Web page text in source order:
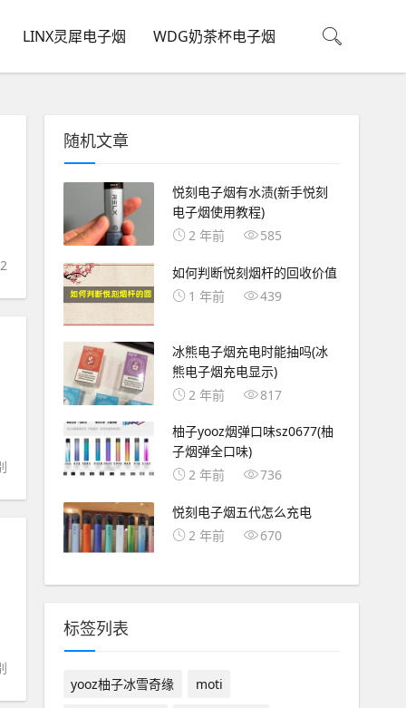
LINX灵犀电子烟 WDG奶茶杯电子烟
随机文章
悦刻电子烟有水渍(新手悦刻
电子烟使用教程)
2 年前
585
如何判断悦刻烟杆的回收价值
1 年前
439
冰熊电子烟充电时能抽吗(冰
熊电子烟充电显示)
2 年前
817
柚子yooz烟弹口味sz0677(柚
子烟弹全口味)
2 年前
736
悦刻电子烟五代怎么充电
2 年前
670
标签列表
yooz柚子冰雪奇缘
moti